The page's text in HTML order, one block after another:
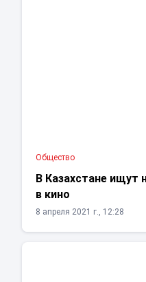
Общество
В Казахстане ищут
в кино
8 апреля 2021 г., 12:28